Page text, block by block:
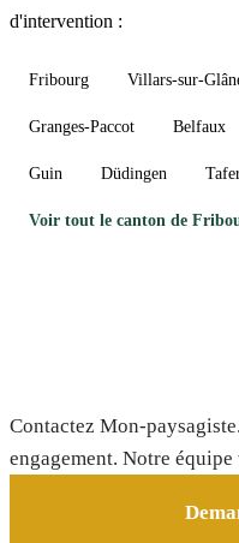
d'intervention :
Fribourg Villars-sur-
Granges-Paccot Belfaux
Guin Düdingen
Voir tout le canton de
Contactez Mon-
engagement. Notre